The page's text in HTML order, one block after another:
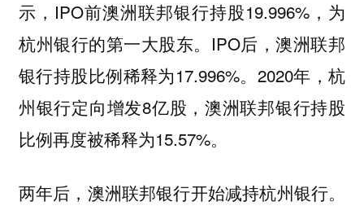
示，IPO前澳洲联邦银行持股19.996%，为
杭州银行的第一大股东。IPO后，澳洲联邦
银行持股比例稀释为17.996%。2020年，杭
州银行定向增发8亿股，澳洲联邦银行持股
比例再度被稀释为15.57%。
两年后，澳洲联邦银行开始减持杭州银行。